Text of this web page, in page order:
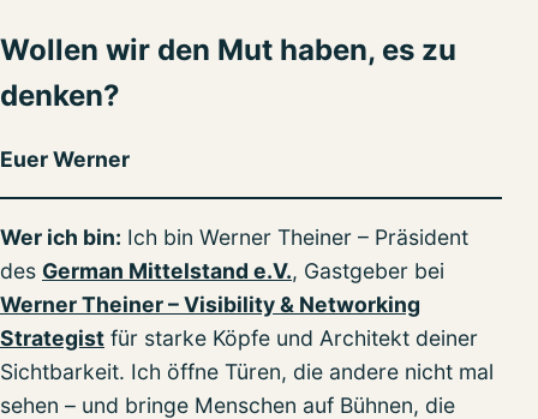
Wollen wir den Mut haben, es zu
denken?
Euer Werner
Wer ich bin: Ich bin Werner Theiner – Präsident
des German Mittelstand e.V., Gastgeber bei
Werner Theiner – Visibility & Networking
Strategist für starke Köpfe und Architekt deiner
Sichtbarkeit. Ich öffne Türen, die andere nicht mal
sehen – und bringe Menschen auf Bühnen, die